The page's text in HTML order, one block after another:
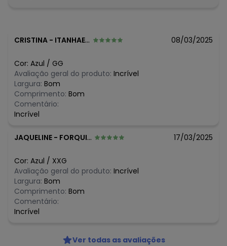
junho/2026 N/D*
abril/2026
março/2026
fevereiro/2026
CRISTINA - ITANHAEM - SP 08/03/2025
Cor: Azul / GG
Avaliação geral do produto: Incrível
Largura: Bom
Comprimento: Bom
Comentário:
Incrível
JAQUELINE - FORQUILHINHA - SC 17/03/2025
Cor: Azul / XXG
Avaliação geral do produto: Incrível
Largura: Bom
Comprimento: Bom
Comentário:
Incrível
Ver todas as avaliações